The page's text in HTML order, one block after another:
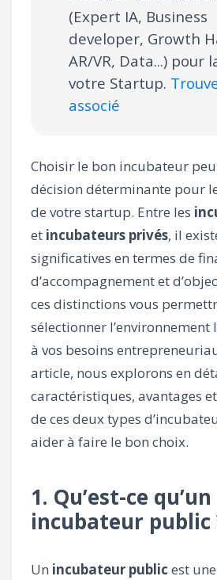
(Expert IA, Business
developer, Growth
AR/VR, Data...) pour
votre Startup.
associé
Choisir le bon incubateur
décision déterminante pour
de votre startup. Entre les
et incubateurs privés, il
significatives en termes de
d’accompagnement et
ces distinctions vous
sélectionner
à vos besoins
article, nous explorons en
caractéristiques, avantages
de ces deux types
aider à faire le bon choix.
1. Qu’est-ce qu’un
incubateur public
Un incubateur public est